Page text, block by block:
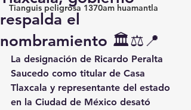
Tianguis peligrosa 1370am huamantla
respalda el
nombramiento 🏛️⚖️📍
La designación de Ricardo Peralta
Saucedo como titular de Casa
Tlaxcala y representante del estado
en la Ciudad de México desató